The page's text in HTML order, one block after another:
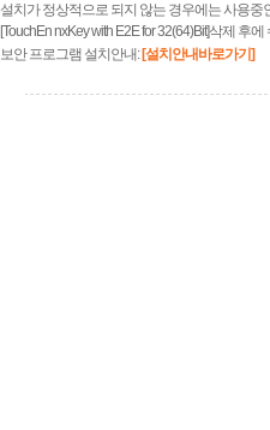
설치가 정상적으로 되지 않는 경우에는 사용
[TouchEn nxKey with E2E for 32(64)Bit]삭제 후
보안 프로그램 설치안내: [설치안내바로가기]